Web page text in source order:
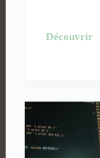
Découvrir